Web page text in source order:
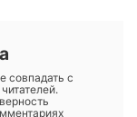
совпадать с